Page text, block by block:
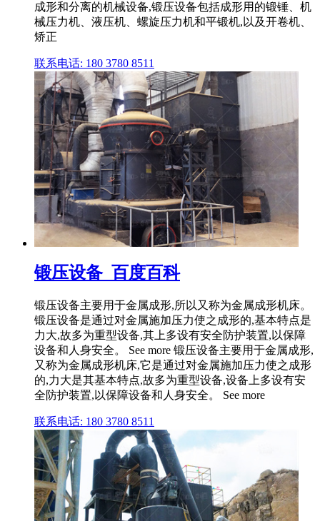
成形和分离的机械设备,锻压设备包括成形用的锻锤、机
械压力机、液压机、螺旋压力机和平锻机,以及开卷机、
矫正
联系电话: 180 3780 8511
锻压设备_百度百科
锻压设备主要用于金属成形,所以又称为金属成形机床。
锻压设备是通过对金属施加压力使之成形的,基本特点是
力大,故多为重型设备,其上多设有安全防护装置,以保障
设备和人身安全。 See more 锻压设备主要用于金属成形,
又称为金属成形机床,它是通过对金属施加压力使之成形
的,力大是其基本特点,故多为重型设备,设备上多设有安
全防护装置,以保障设备和人身安全。 See more
联系电话: 180 3780 8511